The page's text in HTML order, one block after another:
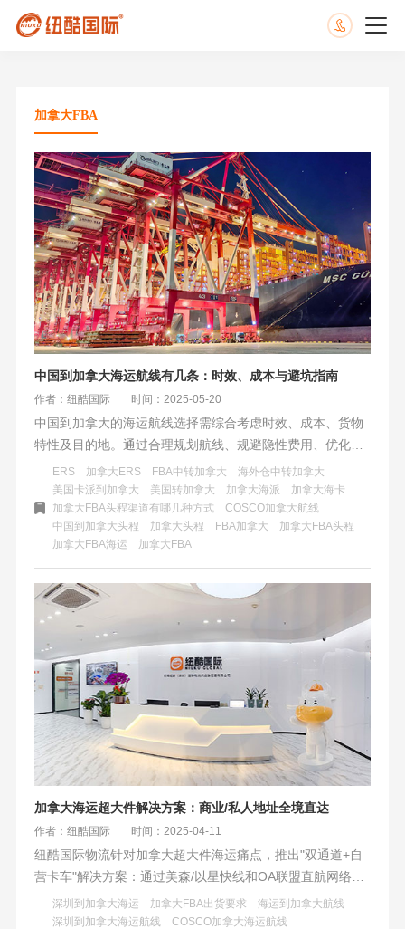
加拿大FBA
中国到加拿大海运航线有几条：时效、成本与避坑指南
作者：纽酷国际 时间：2025-05-20
中国到加拿大的海运航线选择需综合考虑时效、成本、货物
特性及目的地。通过合理规划航线、规避隐性费用、优化清
关流程，企业可在保障供应链稳定性的同时，显著降低物流
成本。无论是电商卖家、B端客户还是个人发货，掌握本文
策略，即可在跨境物流中占据主动权。
ERS 加拿大ERS FBA中转加拿大
海外仓中转加拿大
美国卡派到加拿大
美国转加拿大 加拿大海派
加拿大海卡
加拿大FBA头程渠道有哪几种方式
COSCO加拿大航线
中国到加拿大头程
加拿大头程 FBA加拿大
加拿大FBA头程
加拿大FBA海运
加拿大FBA
加拿大海运超大件解决方案：商业/私人地址全境直达
作者：纽酷国际 时间：2025-04-11
纽酷国际物流针对加拿大超大件海运痛点，推出"双通道+自
营卡车"解决方案：通过美森/以星快线和OA联盟直航网络，
结合智能路径优化与全链路可视化系统，实现全境商业仓/私
人地址直送，规避UPS高额附加费，提供整板直送、平板叉
深圳到加拿大海运 加拿大FBA出货要求
海运到加拿大航线
深圳到加拿大海运航线
COSCO加拿大海运航线